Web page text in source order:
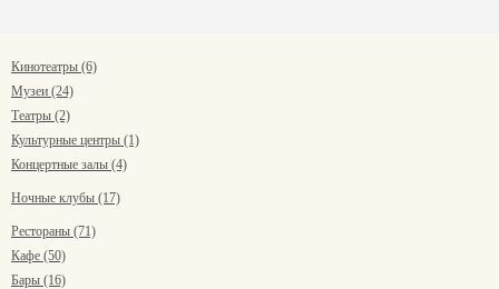
Кинотеатры (6)
Музеи (24)
Театры (2)
Культурные центры (1)
Концертные залы (4)
Ночные клубы (17)
Рестораны (71)
Кафе (50)
Бары (16)